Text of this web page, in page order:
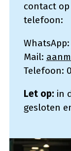
contact
telefoon:
WhatsApp:
Mail:
Telefoon:
Let op: in
gesloten